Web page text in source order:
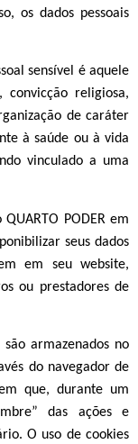
os dados pessoais
sensível é aquele
religiosa,
de caráter
à saúde ou à vida
vinculado a uma
PODER em
seus dados
em seu website,
ou prestadores de
armazenados no
do navegador de
que, durante um
das ações e
O uso de cookies